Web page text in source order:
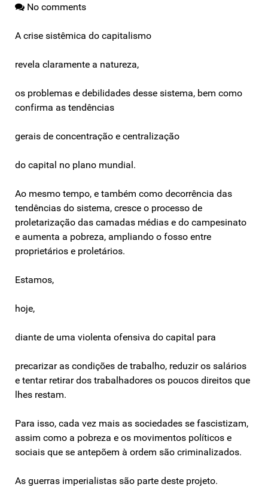
No comments
A crise sistêmica do capitalismo
revela claramente a natureza,
os problemas e debilidades desse sistema, bem como
confirma as tendências
gerais de concentração e centralização
do capital no plano mundial.
Ao mesmo tempo, e também como decorrência das
tendências do sistema, cresce o processo de
proletarização das camadas médias e do campesinato
e aumenta a pobreza, ampliando o fosso entre
proprietários e proletários.
Estamos,
hoje,
diante de uma violenta ofensiva do capital para
precarizar as condições de trabalho, reduzir os salários
e tentar retirar dos trabalhadores os poucos direitos que
lhes restam.
Para isso, cada vez mais as sociedades se fascistizam,
assim como a pobreza e os movimentos políticos e
sociais que se antepõem à ordem são criminalizados.
As guerras imperialistas são parte deste projeto.